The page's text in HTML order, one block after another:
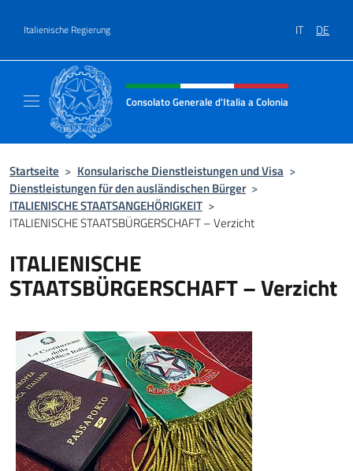
Italienische Regierung IT DE
Header-Site, Social und Menü
Consolato Generale d'Italia a Colonia
Startseite > Konsularische Dienstleistungen und Visa >
Dienstleistungen für den ausländischen Bürger >
ITALIENISCHE STAATSANGEHÖRIGKEIT >
ITALIENISCHE STAATSBÜRGERSCHAFT – Verzicht
ITALIENISCHE
STAATSBÜRGERSCHAFT – Verzicht